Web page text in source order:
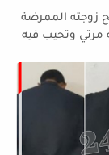
زوجته الممرضة
مرتي وتجيب فيه